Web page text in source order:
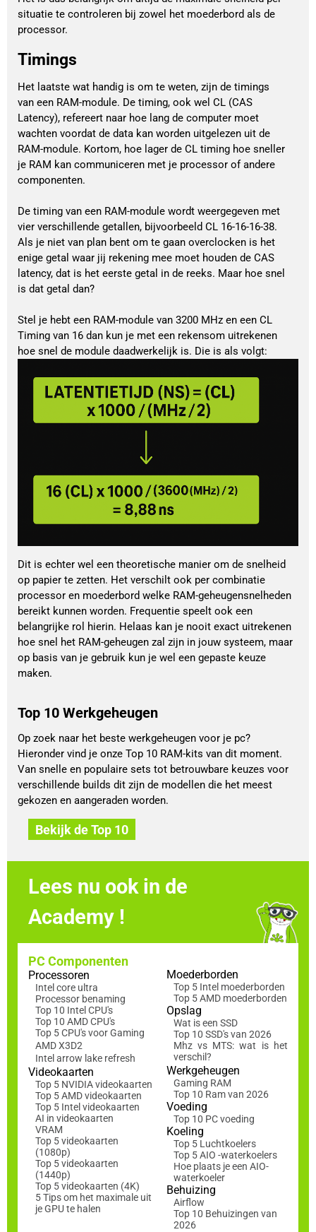
situatie te controleren bij zowel het moederbord als de
processor.
Timings
Het laatste wat handig is om te weten, zijn de timings
van een RAM-module. De timing, ook wel CL (CAS
Latency), refereert naar hoe lang de computer moet
wachten voordat de data kan worden uitgelezen uit de
RAM-module. Kortom, hoe lager de CL timing hoe sneller
je RAM kan communiceren met je processor of andere
componenten.
De timing van een RAM-module wordt weergegeven met
vier verschillende getallen, bijvoorbeeld CL 16-16-16-38.
Als je niet van plan bent om te gaan overclocken is het
enige getal waar jij rekening mee moet houden de CAS
latency, dat is het eerste getal in de reeks. Maar hoe snel
is dat getal dan?
Stel je hebt een RAM-module van 3200 MHz en een CL
Timing van 16 dan kun je met een rekensom uitrekenen
hoe snel de module daadwerkelijk is. Die is als volgt:
Dit is echter wel een theoretische manier om de snelheid
op papier te zetten. Het verschilt ook per combinatie
processor en moederbord welke RAM-geheugensnelheden
bereikt kunnen worden. Frequentie speelt ook een
belangrijke rol hierin. Helaas kan je nooit exact uitrekenen
hoe snel het RAM-geheugen zal zijn in jouw systeem, maar
op basis van je gebruik kun je wel een gepaste keuze
maken.
Top 10 Werkgeheugen
Op zoek naar het beste werkgeheugen voor je pc?
Hieronder vind je onze Top 10 RAM-kits van dit moment.
Van snelle en populaire sets tot betrouwbare keuzes voor
verschillende builds dit zijn de modellen die het meest
gekozen en aangeraden worden.
Bekijk de Top 10
Lees nu ook in de
Academy !
PC Componenten
Processoren
Intel core ultra
Processor benaming
Top 10 Intel CPU's
Top 10 AMD CPU's
Top 5 CPU's voor Gaming
AMD X3D2
Intel arrow lake refresh
Videokaarten
Top 5 NVIDIA videokaarten
Top 5 AMD videokaarten
Top 5 Intel videokaarten
AI in videokaarten
VRAM
Top 5 videokaarten
(1080p)
Top 5 videokaarten
(1440p)
Top 5 videokaarten (4K)
5 Tips om het maximale uit
je GPU te halen
Moederborden
Top 5 Intel moederborden
Top 5 AMD moederborden
Opslag
Wat is een SSD
Top 10 SSD's van 2026
Mhz vs MTS: wat is het
verschil?
Werkgeheugen
Gaming RAM
Top 10 Ram van 2026
Voeding
Top 10 PC voeding
Koeling
Top 5 Luchtkoelers
Top 5 AIO -waterkoelers
Hoe plaats je een AIO-
waterkoeler
Behuizing
Airflow
Top 10 Behuizingen van
2026